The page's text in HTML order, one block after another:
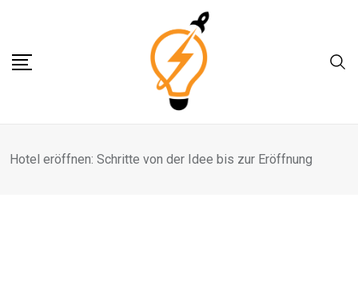
content
Hotel eröffnen: Schritte von der Idee bis zur Eröffnung